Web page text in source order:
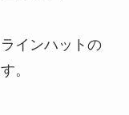
インハットの
。